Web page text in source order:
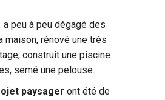
a peu à peu dégagé des
maison, rénové une très
construit une piscine
semé une pelouse…
paysager ont été de